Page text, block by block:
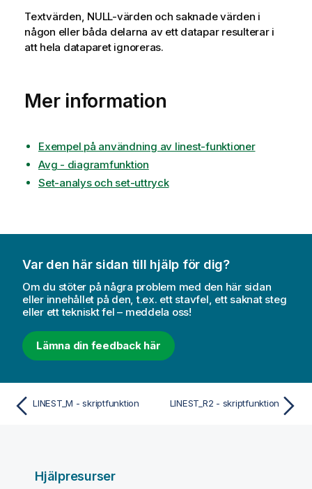
Textvärden, NULL-värden och saknade värden i
någon eller båda delarna av ett datapar resulterar i
att hela dataparet ignoreras.
Mer information
Exempel på användning av linest-funktioner
Avg - diagramfunktion
Set-analys och set-uttryck
Var den här sidan till hjälp för dig?
Om du stöter på några problem med den här sidan
eller innehållet på den, t.ex. ett stavfel, ett saknat steg
eller ett tekniskt fel – meddela oss!
Lämna din feedback här
LINEST_M - skriptfunktion LINEST_R2 - skriptfunktion
Hjälpresurser